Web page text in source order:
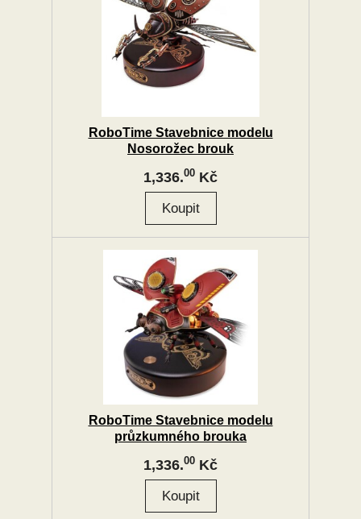
RoboTime Stavebnice modelu
Nosorožec brouk
1,336.00 Kč
RoboTime Stavebnice modelu
průzkumného brouka
1,336.00 Kč